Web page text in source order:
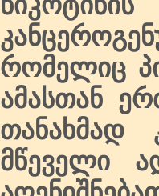
რომელიც
ამასთან
თანახმად
მწეველი